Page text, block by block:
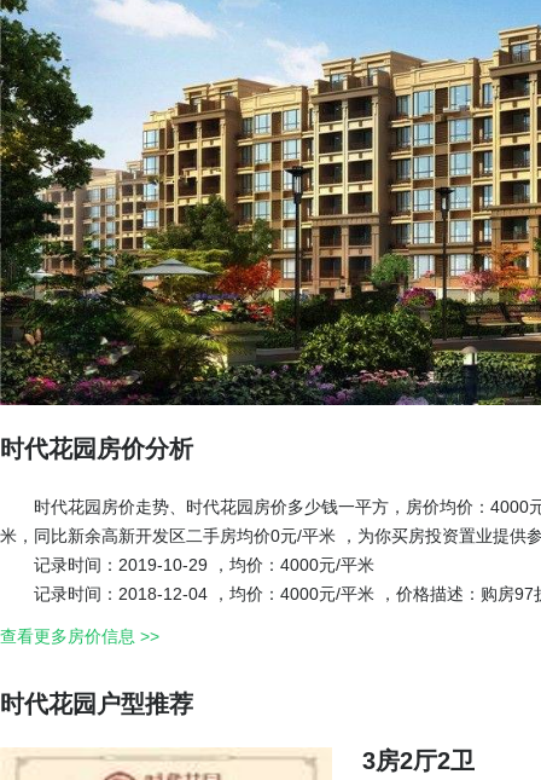
时代花园房价分析
时代花园房价走势、时代花园房价多少钱一平方，房价均价：
米，同比新余高新开发区二手房均价0元/平米 ，为你买房投资置业提供
记录时间：2019-10-29 ，均价：4000元/平米
记录时间：2018-12-04 ，均价：4000元/平米 ，价格描述：购房97
查看更多房价信息 >>
时代花园户型推荐
3房2厅2卫